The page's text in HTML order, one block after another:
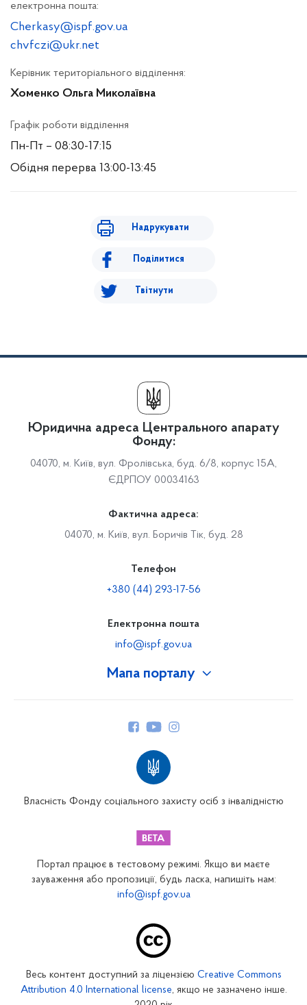
електронна пошта:
Cherkasy@ispf.gov.ua
chvfczi@ukr.net
Керівник територіального відділення:
Хоменко Ольга Миколаївна
Графік роботи відділення
Пн-Пт – 08:30-17:15
Обідня перерва 13:00-13:45
Надрукувати
Поділитися
Твітнути
Мапа порталу
Закарпатське відділення
Запорізьке відділення
Кіровоградське відділення
Юридична адреса Центрального апарату
Фонду:
04070, м. Київ, вул. Фролівська, буд. 6/8, корпус 15А,
ЄДРПОУ 00034163
Фактична адреса:
04070, м. Київ, вул. Боричів Тік, буд. 28
Телефон
+380 (44) 293-17-56
Електронна пошта
info@ispf.gov.ua
Власність Фонду соціального захисту осіб з інвалідністю
Портал працює в тестовому режимі. Якщо ви маєте
зауваження або пропозиції, будь ласка, напишіть нам:
info@ispf.gov.ua
Весь контент доступний за ліцензією Creative Commons
Attribution 4.0 International license, якщо не зазначено інше.